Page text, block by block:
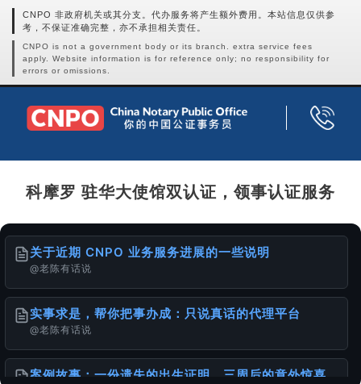
CNPO 非政府机关或其分支。代办服务将产生额外费用。本站信息仅供参
考，不保证准确完整，亦不承担相关责任。
CNPO is not a government body or its branch. extra service fees
apply. Website information is for reference only; no responsibility for
errors or omissions.
科摩罗 驻华大使馆双认证，领事认证服务
关于近期 CNPO 业务服务进展的一些说明
@老陈有话说
实事求是，帮你把事办成：只说真话的代理平台
@老陈有话说
案例故事：一份遗失的出生证明，三周后的意外惊喜